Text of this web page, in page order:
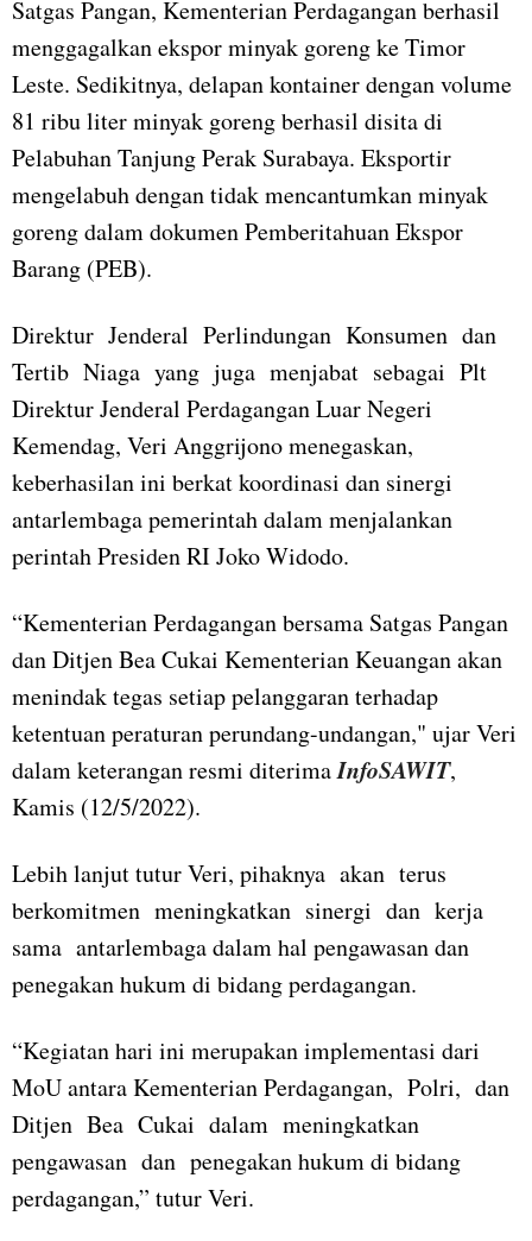
Satgas Pangan, Kementerian Perdagangan berhasil
menggagalkan ekspor minyak goreng ke Timor
Leste. Sedikitnya, delapan kontainer dengan volume
81 ribu liter minyak goreng berhasil disita di
Pelabuhan Tanjung Perak Surabaya. Eksportir
mengelabuh dengan tidak mencantumkan minyak
goreng dalam dokumen Pemberitahuan Ekspor
Barang (PEB).
Direktur Jenderal Perlindungan Konsumen dan
Tertib Niaga yang juga menjabat sebagai Plt
Direktur Jenderal Perdagangan Luar Negeri
Kemendag, Veri Anggrijono menegaskan,
keberhasilan ini berkat koordinasi dan sinergi
antarlembaga pemerintah dalam menjalankan
perintah Presiden RI Joko Widodo.
“Kementerian Perdagangan bersama Satgas Pangan
dan Ditjen Bea Cukai Kementerian Keuangan akan
menindak tegas setiap pelanggaran terhadap
ketentuan peraturan perundang-undangan," ujar Veri
dalam keterangan resmi diterimaInfoSAWIT,
Kamis (12/5/2022).
Lebih lanjut tutur Veri, pihaknya akan terus
berkomitmen meningkatkan sinergi dan kerja
sama antarlembaga dalam hal pengawasan dan
penegakan hukum di bidang perdagangan.
“Kegiatan hari ini merupakan implementasi dari
MoU antara Kementerian Perdagangan, Polri, dan
Ditjen Bea Cukai dalam meningkatkan
pengawasan dan penegakan hukum di bidang
perdagangan,” tutur Veri.